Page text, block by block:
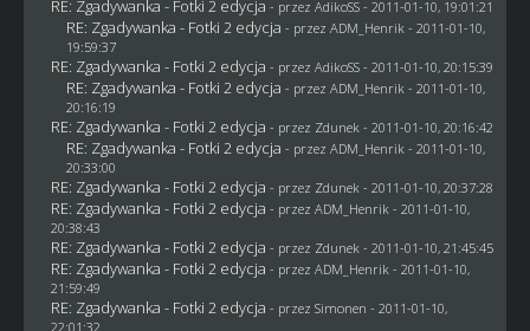
RE: Zgadywanka - Fotki 2 edycja - przez AdikoSS - 2011-01-10, 19:01:21
RE: Zgadywanka - Fotki 2 edycja - przez ADM_Henrik - 2011-01-10,
19:59:37
RE: Zgadywanka - Fotki 2 edycja - przez AdikoSS - 2011-01-10, 20:15:39
RE: Zgadywanka - Fotki 2 edycja - przez ADM_Henrik - 2011-01-10,
20:16:19
RE: Zgadywanka - Fotki 2 edycja - przez Zdunek - 2011-01-10, 20:16:42
RE: Zgadywanka - Fotki 2 edycja - przez ADM_Henrik - 2011-01-10,
20:33:00
RE: Zgadywanka - Fotki 2 edycja - przez Zdunek - 2011-01-10, 20:37:28
RE: Zgadywanka - Fotki 2 edycja - przez ADM_Henrik - 2011-01-10,
20:38:43
RE: Zgadywanka - Fotki 2 edycja - przez Zdunek - 2011-01-10, 21:45:45
RE: Zgadywanka - Fotki 2 edycja - przez ADM_Henrik - 2011-01-10,
21:59:49
RE: Zgadywanka - Fotki 2 edycja - przez Simonen - 2011-01-10,
22:01:32